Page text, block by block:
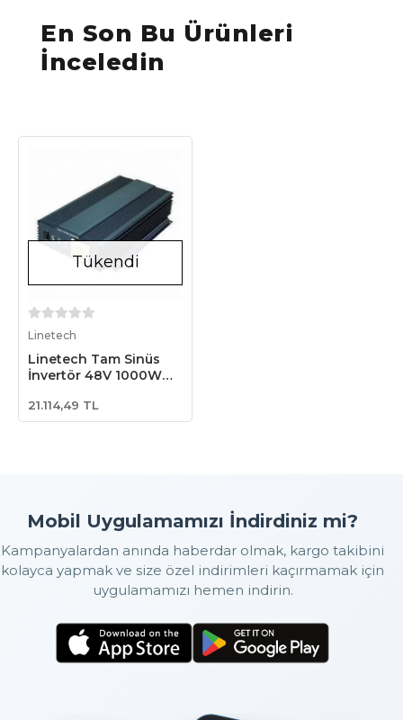
En Son Bu Ürünleri
İnceledin
Tükendi
Linetech
Linetech Tam Sinüs
İnvertör 48V 1000W
Inverter (100S-48E)
21.114,49 TL
Mobil Uygulamamızı İndirdiniz mi?
Kampanyalardan anında haberdar olmak, kargo takibini
kolayca yapmak ve size özel indirimleri kaçırmamak için
uygulamamızı hemen indirin.